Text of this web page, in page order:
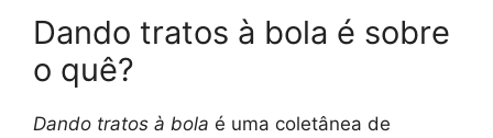
Dando tratos à bola é sobre
o quê?
Dando tratos à bola é uma coletânea de